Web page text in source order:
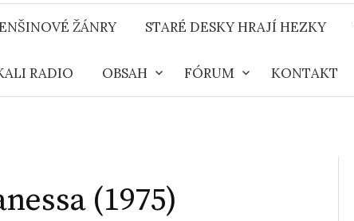
ŽÁNRY STARÉ DESKY HRAJÍ HEZKY
RADIO OBSAH FÓRUM KONTAKT
(1975)